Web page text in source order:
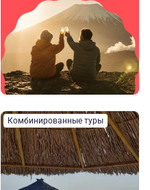
Комбинированные туры